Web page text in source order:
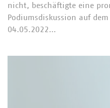
nicht, beschäftigte eine
Podiumsdiskussion auf
04.05.2022…